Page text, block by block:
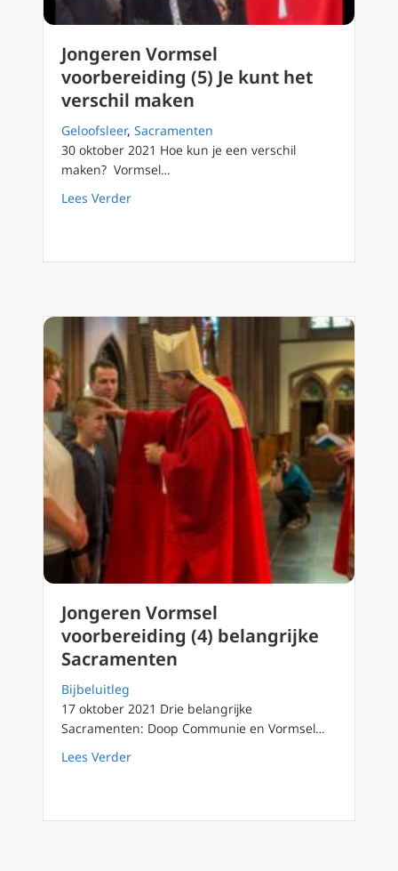
Jongeren Vormsel
voorbereiding (5) Je kunt het
verschil maken
Geloofsleer, Sacramenten
30 oktober 2021 Hoe kun je een verschil
maken? Vormsel…
Lees Verderabout Jongeren Vormsel voorbereiding (5)
Jongeren Vormsel
voorbereiding (4) belangrijke
Sacramenten
Bijbeluitleg
17 oktober 2021 Drie belangrijke
Sacramenten: Doop Communie en Vormsel…
Lees Verderabout Jongeren Vormsel voorbereiding (4)